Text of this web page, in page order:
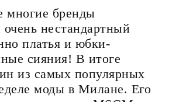
многие бренды
очень нестандартный
платья и юбки-
сияния! В итоге
из самых популярных
моды в Милане. Его